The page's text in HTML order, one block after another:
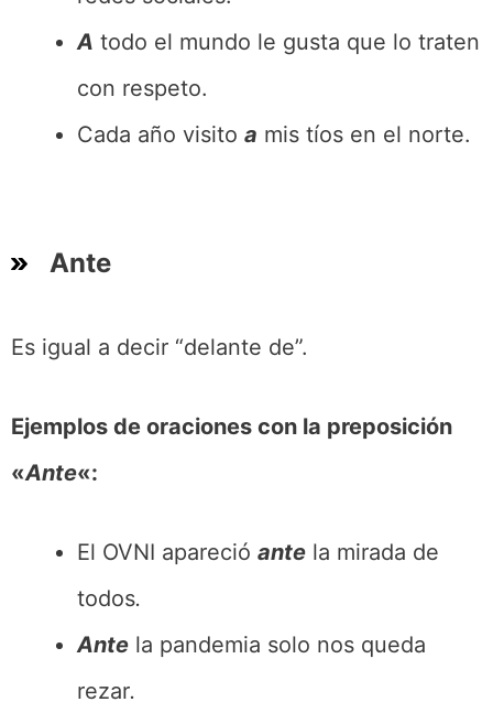
A todo el mundo le gusta que lo traten
con respeto.
Cada año visito a mis tíos en el norte.
Ante
Es igual a decir “delante de”.
Ejemplos de oraciones con la preposición
«Ante«:
El OVNI apareció ante la mirada de
todos.
Ante la pandemia solo nos queda
rezar.